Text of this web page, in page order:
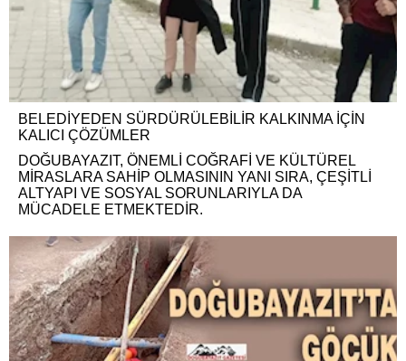
BELEDİYEDEN SÜRDÜRÜLEBİLİR KALKINMA İÇİN
KALICI ÇÖZÜMLER
DOĞUBAYAZIT, ÖNEMLİ COĞRAFİ VE KÜLTÜREL
MİRASLARA SAHİP OLMASININ YANI SIRA, ÇEŞİTLİ
ALTYAPI VE SOSYAL SORUNLARIYLA DA
MÜCADELE ETMEKTEDİR.